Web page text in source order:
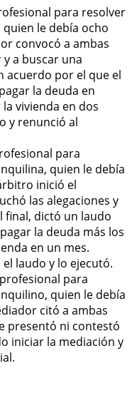
para resolver
le debía ocho
convocó a ambas
a buscar una
acuerdo por el que el
la deuda en
vivienda en dos
y renunció al
para
quien le debía
inició el
las alegaciones y
final, dictó un laudo
la deuda más los
en un mes.
laudo y lo ejecutó.
para
quien le debía
citó a ambas
presentó ni contestó
iniciar la mediación y